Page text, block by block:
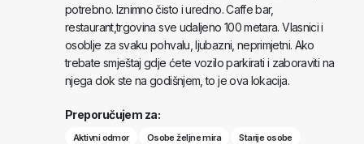
potrebno. Iznimno čisto i uredno. Caffe bar,
restaurant,trgovina sve udaljeno 100 metara. Vlasnici i
osoblje za svaku pohvalu, ljubazni, neprimjetni. Ako
trebate smještaj gdje ćete vozilo parkirati i zaboraviti na
njega dok ste na godišnjem, to je ova lokacija.
Preporučujem za:
Aktivni odmor Osobe željne mira Starije osobe